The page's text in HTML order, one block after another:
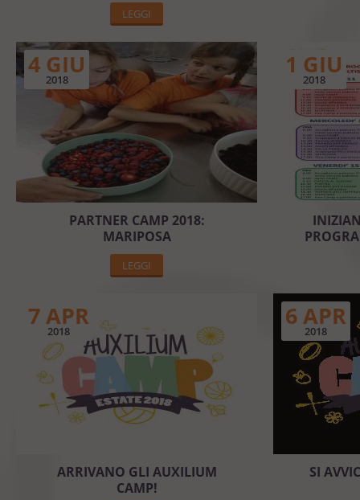
LEGGI
4 GIU
2018
PARTNER CAMP 2018:
MARIPOSA
LEGGI
1 GIU
2018
7 APR
2018
ARRIVANO GLI AUXILIUM
CAMP!
6 APR
2018
SI